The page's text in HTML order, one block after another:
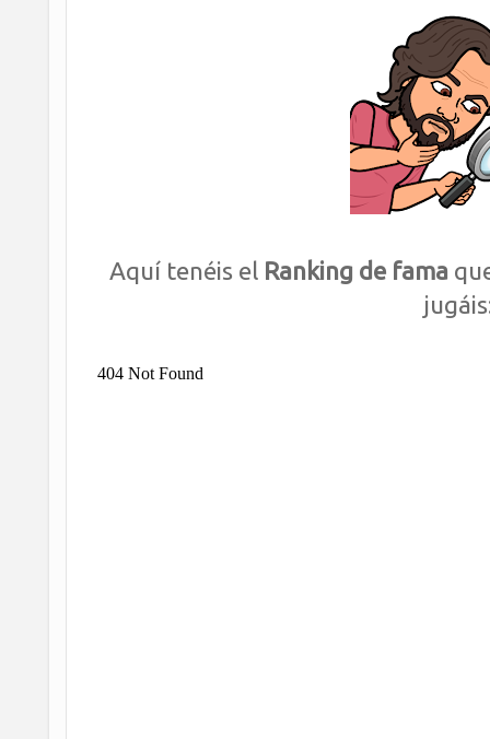
Aquí tenéis el Ranking de fama